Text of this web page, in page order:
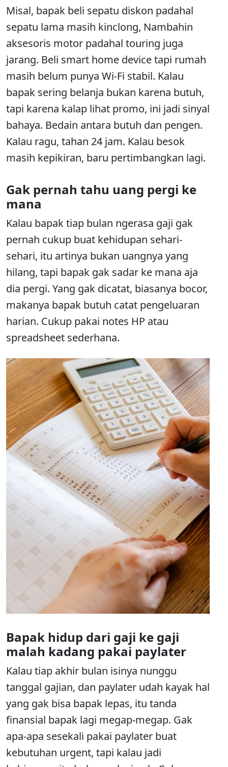
Misal, bapak beli sepatu diskon padahal
sepatu lama masih kinclong, Nambahin
aksesoris motor padahal touring juga
jarang. Beli smart home device tapi rumah
masih belum punya Wi-Fi stabil. Kalau
bapak sering belanja bukan karena butuh,
tapi karena kalap lihat promo, ini jadi sinyal
bahaya. Bedain antara butuh dan pengen.
Kalau ragu, tahan 24 jam. Kalau besok
masih kepikiran, baru pertimbangkan lagi.
Gak pernah tahu uang pergi ke
mana
Kalau bapak tiap bulan ngerasa gaji gak
pernah cukup buat kehidupan sehari-
sehari, itu artinya bukan uangnya yang
hilang, tapi bapak gak sadar ke mana aja
dia pergi. Yang gak dicatat, biasanya bocor,
makanya bapak butuh catat pengeluaran
harian. Cukup pakai notes HP atau
spreadsheet sederhana.
Bapak hidup dari gaji ke gaji
malah kadang pakai paylater
Kalau tiap akhir bulan isinya nunggu
tanggal gajian, dan paylater udah kayak hal
yang gak bisa bapak lepas, itu tanda
finansial bapak lagi megap-megap. Gak
apa-apa sesekali pakai paylater buat
kebutuhan urgent, tapi kalau jadi